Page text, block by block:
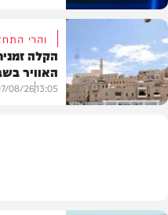
פוליטי
והרי
הקלה
האוויר
13:05
08/26